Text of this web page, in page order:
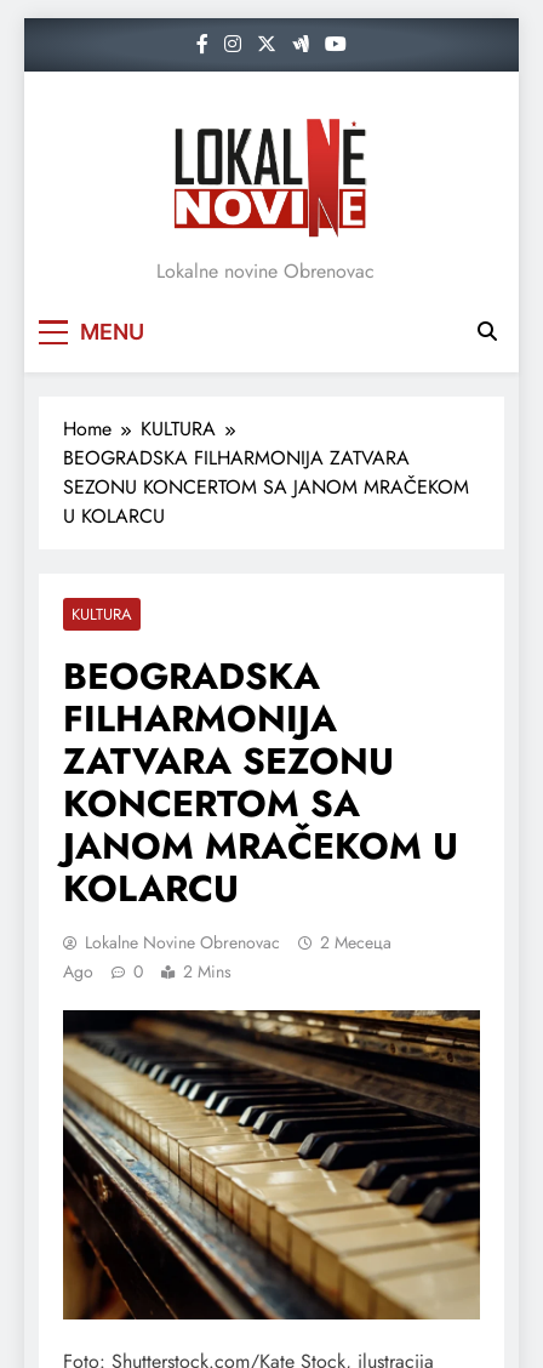
Lokalne novine Obrenovac
MENU
Home
KULTURA
BEOGRADSKA FILHARMONIJA ZATVARA
SEZONU KONCERTOM SA JANOM MRAČEKOM
U KOLARCU
KULTURA
BEOGRADSKA
FILHARMONIJA
ZATVARA SEZONU
KONCERTOM SA
JANOM MRAČEKOM U
KOLARCU
Lokalne Novine Obrenovac
2 Месеца
Ago
0 2 Mins
Foto: Shutterstock.com/Kate Stock, ilustracija